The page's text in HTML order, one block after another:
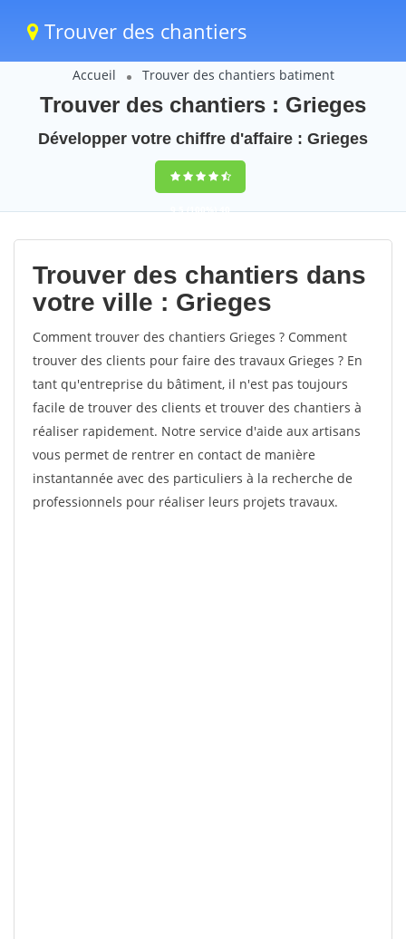
Trouver des chantiers
Accueil Trouver des chantiers batiment
Trouver des chantiers : Grieges
Développer votre chiffre d'affaire : Grieges
9,5(100%)40
votes
Trouver des chantiers dans
votre ville : Grieges
Comment trouver des chantiers Grieges ? Comment
trouver des clients pour faire des travaux Grieges ? En
tant qu'entreprise du bâtiment, il n'est pas toujours
facile de trouver des clients et trouver des chantiers à
réaliser rapidement. Notre service d'aide aux artisans
vous permet de rentrer en contact de manière
instantannée avec des particuliers à la recherche de
professionnels pour réaliser leurs projets travaux.